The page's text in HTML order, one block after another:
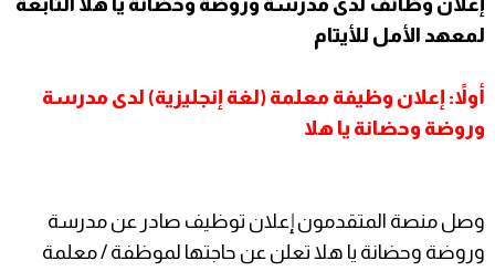
لمعهد الأمل للأيتام
أولاً: إعلان وظيفة معلمة (لغة إنجليزية) لدى مدرسة
وروضة وحضانة يا هلا
وصل منصة المتقدمون إعلان توظيف صادر عن مدرسة
وروضة وحضانة يا هلا تعلن عن حاجتها لموظفة / معلمة